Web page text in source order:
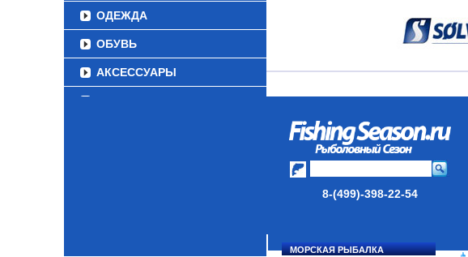
ОДЕЖДА
ОБУВЬ
АКСЕССУАРЫ
8-(499)-398-22-54
МОРСКАЯ РЫБАЛКА